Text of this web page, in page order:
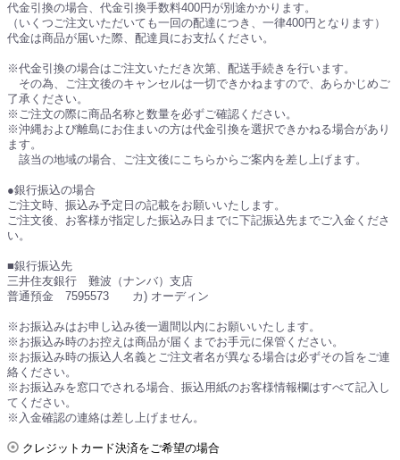
代金引換の場合、代金引換手数料400円が別途かかります。
（いくつご注文いただいても一回の配達につき、一律400円となります）
代金は商品が届いた際、配達員にお支払ください。
※代金引換の場合はご注文いただき次第、配送手続きを行います。
その為、ご注文後のキャンセルは一切できかねますので、あらかじめご
了承ください。
※ご注文の際に商品名称と数量を必ずご確認ください。
※沖縄および離島にお住まいの方は代金引換を選択できかねる場合があり
ます。
該当の地域の場合、ご注文後にこちらからご案内を差し上げます。
●銀行振込の場合
ご注文時、振込み予定日の記載をお願いいたします。
ご注文後、お客様が指定した振込み日までに下記振込先までご入金くださ
い。
■銀行振込先
三井住友銀行 難波（ナンバ）支店
普通預金 7595573 カ) オーディン
※お振込みはお申し込み後一週間以内にお願いいたします。
※お振込み時のお控えは商品が届くまでお手元に保管ください。
※お振込み時の振込人名義とご注文者名が異なる場合は必ずその旨をご連
絡ください。
※お振込みを窓口でされる場合、振込用紙のお客様情報欄はすべて記入し
てください。
※入金確認の連絡は差し上げません。
クレジットカード決済をご希望の場合